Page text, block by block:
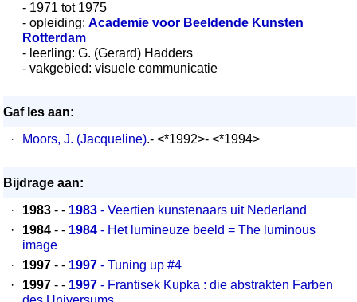
- 1971 tot 1975
- opleiding: Academie voor Beeldende Kunsten
Rotterdam
- leerling: G. (Gerard) Hadders
- vakgebied: visuele communicatie
Gaf les aan:
·
Moors, J. (Jacqueline).- <*1992>- <*1994>
Bijdrage aan:
·
1983 - - 1983 - Veertien kunstenaars uit Nederland
·
1984 - - 1984 - Het lumineuze beeld = The luminous
image
·
1997 - - 1997 - Tuning up #4
·
1997 - - 1997 - Frantisek Kupka : die abstrakten Farben